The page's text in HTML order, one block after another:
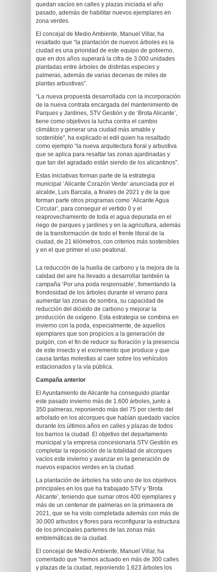
quedan vacíos en calles y plazas iniciada el año
pasado, además de habilitar nuevos ejemplares en
zona verdes.
El concejal de Medio Ambiente, Manuel Villar, ha
resaltado que “la plantación de nuevos árboles es la
ciudad es una prioridad de este equipo de gobierno,
que en dos años superará la cifra de 3.000 unidades
plantadas entre árboles de distintas especies y
palmeras, además de varias decenas de miles de
plantas arbustivas”.
“La nueva propuesta desarrollada con la incorporación
de la nueva contrata encargada del mantenimiento de
Parques y Jardines, STV Gestión y de ‘Brota Alicante’,
tiene como objetivos la lucha contra el cambio
climático y generar una ciudad más amable y
sostenible”, ha explicado el edil quien ha resaltado
como ejemplo “la nueva arquitectura floral y arbustiva
que se aplica para resaltar las zonas ajardinadas y
que tan del agradado están siendo de los alicantinos”.
Estas iniciativas forman parte de la estrategia
municipal ‘Alicante Corazón Verde’ anunciada por el
alcalde, Luis Barcala, a finales de 2021 y de la que
forman parte otros programas como ‘Alicante Agua
Circular’, para conseguir el vertido 0 y el
reaprovechamiento de toda el agua depurada en el
riego de parques y jardines y en la agricultura, además
de la transformación de todo el frente litoral de la
ciudad, de 21 kilómetros, con criterios más sostenibles
y en el que primer el uso peatonal.
La reducción de la huella de carbono y la mejora de la
calidad del aire ha llevado a desarrollar también la
campaña ‘Por una poda responsable’, fomentando la
frondosidad de los árboles durante el verano para
aumentar las zonas de sombra, su capacidad de
reducción del dióxido de carbono y mejorar la
producción de oxígeno. Esta estrategia se combina en
invierno con la poda, especialmente, de aquellos
ejemplares que son propicios a la generación de
pulgón, con el fin de reducir su floración y la presencia
de este insecto y el excremento que produce y que
causa tantas molestias al caer sobre los vehículos
estacionados y la vía pública.
Campaña anterior
El Ayuntamiento de Alicante ha conseguido plantar
este pasado invierno más de 1.600 árboles, junto a
350 palmeras, reponiendo más del 75 por ciento del
arbolado en los alcorques que habían quedado vacíos
durante los últimos años en calles y plazas de todos
los barrios la ciudad. El objetivo del departamento
municipal y la empresa concesionaria STV Gestión es
completar la reposición de la totalidad de alcorques
vacíos este invierno y avanzar en la generación de
nuevos espacios verdes en la ciudad.
La plantación de árboles ha sido uno de los objetivos
principales en los que ha trabajado STV y ‘Brota
Alicante’, teniendo que sumar otros 400 ejemplares y
más de un centenar de palmeras en la primavera de
2021, que se ha visto completada además con más de
30.000 arbustos y flores para reconfigurar la estructura
de los principales parterres de las zonas más
emblemáticas de la ciudad.
El concejal de Medio Ambiente, Manuel Villar, ha
comentado que “hemos actuado en más de 300 calles
y plazas de la ciudad, reponiendo 1.623 árboles los